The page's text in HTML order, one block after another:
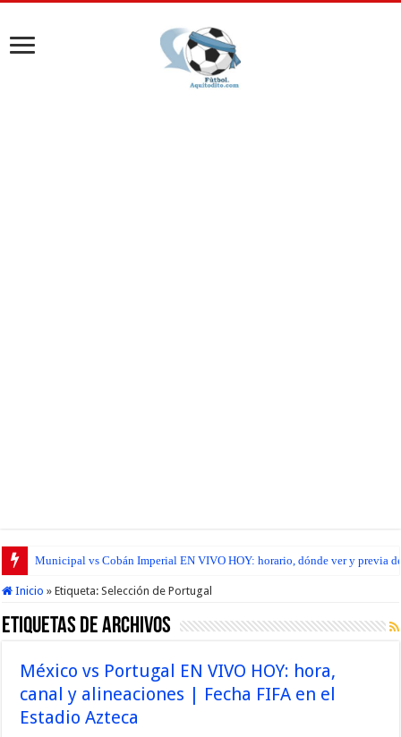
Municipal vs Cobán Imperial EN VIVO HOY: horario, dónde ver y previa
Inicio » Etiqueta:Selección de Portugal
Etiquetas de Archivos
México vs Portugal EN VIVO HOY: hora,
canal y alineaciones | Fecha FIFA en el
Estadio Azteca